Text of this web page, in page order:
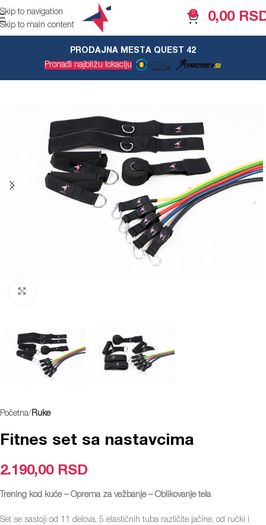
Skip to navigation
Skip to main content
0 0,00
PRODAJNA MESTA QUEST 42
Pronađi najbližu lokaciju
Početna Ruke
Fitnes set sa nastavcima
2.190,00 RSD
Trening kod kuće – Oprema za vežbanje – Oblikovanje tela
Set se sastoji od 11 delova, 5 elastičnih tuba različite jačine, od ručki i